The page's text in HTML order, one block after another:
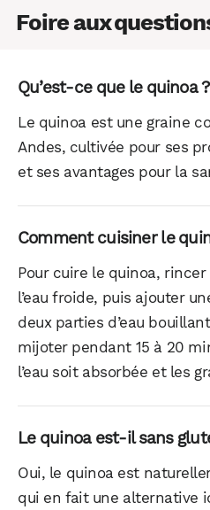
Foire aux
Qu’est-ce que le quinoa ?
Le quinoa est une graine
Andes, cultivée pour ses
et ses avantages pour la
Comment cuisiner le
Pour cuire le quinoa, rincer
l’eau froide, puis ajouter
deux parties d’eau
mijoter pendant 15 à 20
l’eau soit absorbée et les
Le quinoa est-il sans
Oui, le quinoa est
qui en fait une alternative